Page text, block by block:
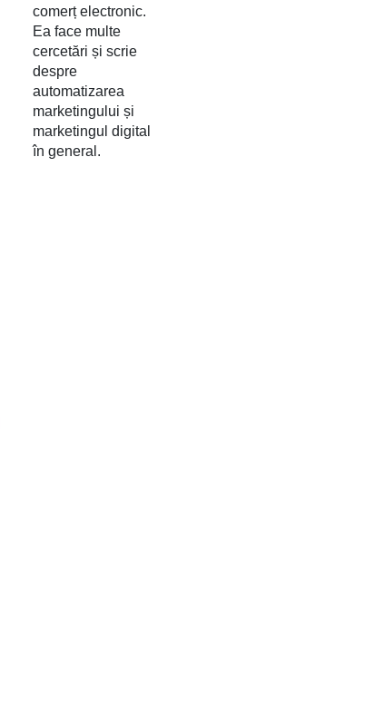
comerț electronic.
Ea face multe
cercetări și scrie
despre
automatizarea
marketingului și
marketingul digital
în general.